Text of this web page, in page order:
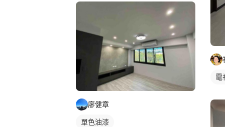
廖健章
單色油漆
電